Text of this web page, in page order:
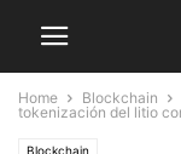
Home Blockchain
tokenización del litio
Blockchain